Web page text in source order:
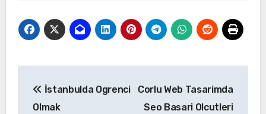
gezinmesi
İstanbulda Ogrenci
Olmak
Corlu Web Tasarimda
Seo Basari Olcutleri